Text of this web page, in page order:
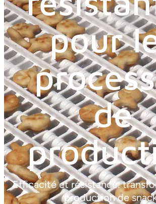
pour
de
Efficacité et résistance:
production de